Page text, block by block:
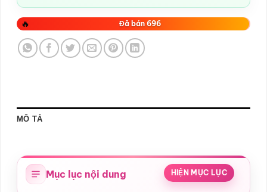
🔥 Đã bán 696
MÔ TẢ
Mục lục nội dung HIỆN MỤC LỤC